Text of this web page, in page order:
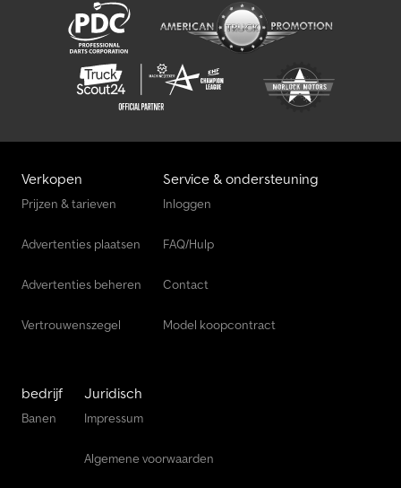
Transporttechniek Voor Landbouw
Verkopen
Prijzen & tarieven
Advertenties plaatsen
Advertenties beheren
Vertrouwenszegel
Service & ondersteuning
Inloggen
FAQ/Hulp
Contact
Model koopcontract
bedrijf
Banen
Juridisch
Impressum
Algemene voorwaarden